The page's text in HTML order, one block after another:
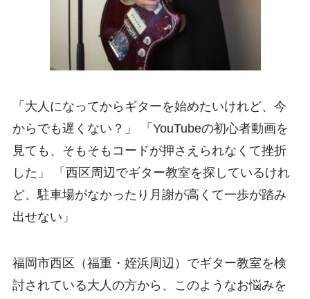
「大人になってからギターを始めたいけれど、今
からでも遅くない？」 「YouTubeの初心者動画を
見ても、そもそもコードが押さえられなくて挫折
した」 「西区周辺でギター教室を探しているけれ
ど、駐車場がなかったり月謝が高くて一歩が踏み
出せない」
福岡市西区（福重・姪浜周辺）でギター教室を検
討されている大人の方から、このようなお悩みを